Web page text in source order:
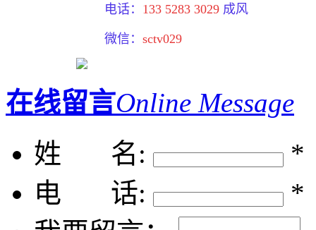
电话： 133 5283 3029 成风
微信： sctv029
在线留言Online Message
姓 名:
*
电 话:
*